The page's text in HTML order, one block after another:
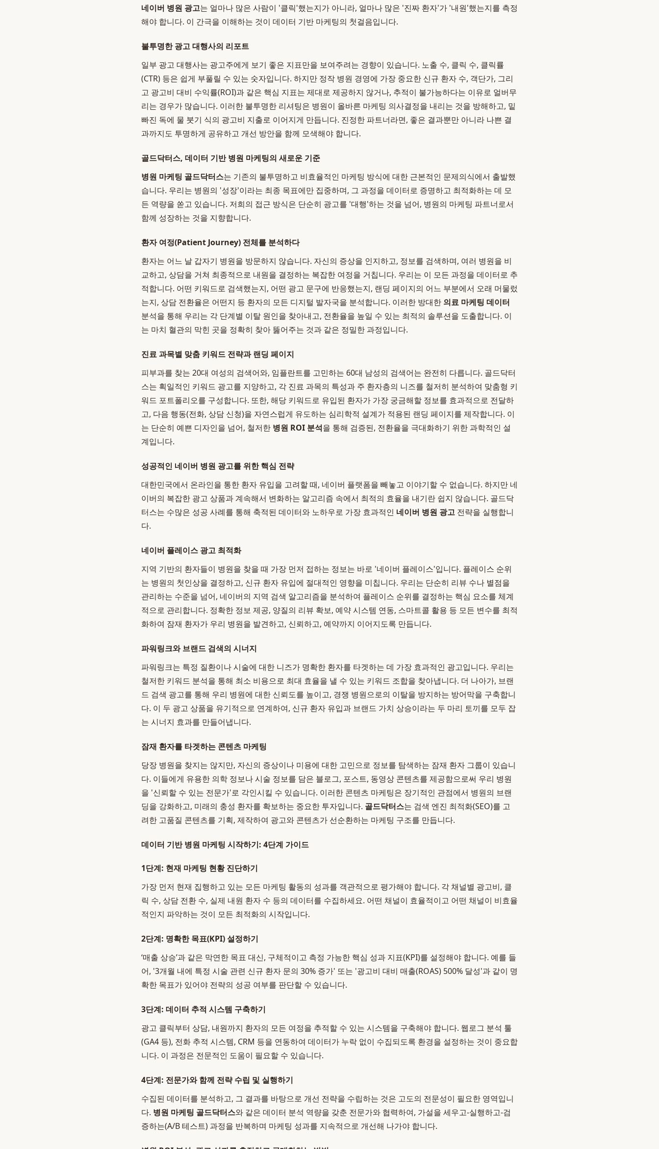
네이버 병원 광고는 얼마나 많은 사람이 '클릭'했는지가 아니라, 얼마나 많은 '진짜 환자'가 '내원'했는지를 측정
해야 합니다. 이 간극을 이해하는 것이 데이터 기반 마케팅의 첫걸음입니다.
불투명한 광고 대행사의 리포트
일부 광고 대행사는 광고주에게 보기 좋은 지표만을 보여주려는 경향이 있습니다. 노출 수, 클릭 수, 클릭률
(CTR) 등은 쉽게 부풀릴 수 있는 숫자입니다. 하지만 정작 병원 경영에 가장 중요한 신규 환자 수, 객단가, 그리
고 광고비 대비 수익률(ROI)과 같은 핵심 지표는 제대로 제공하지 않거나, 추적이 불가능하다는 이유로 얼버무
리는 경우가 많습니다. 이러한 불투명한 리셔팅은 병원이 올바른 마케팅 의사결정을 내리는 것을 방해하고, 밑
빠진 독에 물 붓기 식의 광고비 지출로 이어지게 만듭니다. 진정한 파트너라면, 좋은 결과뿐만 아니라 나쁜 결
과까지도 투명하게 공유하고 개선 방안을 함께 모색해야 합니다.
골드닥터스, 데이터 기반 병원 마케팅의 새로운 기준
병원 마케팅 골드닥터스는 기존의 불투명하고 비효율적인 마케팅 방식에 대한 근본적인 문제의식에서 출발했
습니다. 우리는 병원의 '성장'이라는 최종 목표에만 집중하며, 그 과정을 데이터로 증명하고 최적화하는 데 모
든 역량을 쏟고 있습니다. 저희의 접근 방식은 단순히 광고를 '대행'하는 것을 넘어, 병원의 마케팅 파트너로서
함께 성장하는 것을 지향합니다.
환자 여정(Patient Journey) 전체를 분석하다
환자는 어느 날 갑자기 병원을 방문하지 않습니다. 자신의 증상을 인지하고, 정보를 검색하며, 여러 병원을 비
교하고, 상담을 거쳐 최종적으로 내원을 결정하는 복잡한 여정을 거칩니다. 우리는 이 모든 과정을 데이터로 추
적합니다. 어떤 키워드로 검색했는지, 어떤 광고 문구에 반응했는지, 랜딩 페이지의 어느 부분에서 오래 머물렀
는지, 상담 전환율은 어떤지 등 환자의 모든 디지털 발자국을 분석합니다. 이러한 방대한 의료 마케팅 데이터
분석을 통해 우리는 각 단계별 이탈 원인을 찾아내고, 전환율을 높일 수 있는 최적의 솔루션을 도출합니다. 이
는 마치 혈관의 막힌 곳을 정확히 찾아 뚫어주는 것과 같은 정밀한 과정입니다.
진료 과목별 맞춤 키워드 전략과 랜딩 페이지
피부과를 찾는 20대 여성의 검색어와, 임플란트를 고민하는 60대 남성의 검색어는 완전히 다릅니다. 골드닥터
스는 획일적인 키워드 광고를 지양하고, 각 진료 과목의 특성과 주 환자층의 니즈를 철저히 분석하여 맞춤형 키
워드 포트폴리오를 구성합니다. 또한, 해당 키워드로 유입된 환자가 가장 궁금해할 정보를 효과적으로 전달하
고, 다음 행동(전화, 상담 신청)을 자연스럽게 유도하는 심리학적 설계가 적용된 랜딩 페이지를 제작합니다. 이
는 단순히 예쁜 디자인을 넘어, 철저한 병원 ROI 분석을 통해 검증된, 전환율을 극대화하기 위한 과학적인 설
계입니다.
성공적인 네이버 병원 광고를 위한 핵심 전략
대한민국에서 온라인을 통한 환자 유입을 고려할 때, 네이버 플랫폼을 빼놓고 이야기할 수 없습니다. 하지만 네
이버의 복잡한 광고 상품과 계속해서 변화하는 알고리즘 속에서 최적의 효율을 내기란 쉽지 않습니다. 골드닥
터스는 수많은 성공 사례를 통해 축적된 데이터와 노하우로 가장 효과적인 네이버 병원 광고 전략을 실행합니
다.
네이버 플레이스 광고 최적화
지역 기반의 환자들이 병원을 찾을 때 가장 먼저 접하는 정보는 바로 '네이버 플레이스'입니다. 플레이스 순위
는 병원의 첫인상을 결정하고, 신규 환자 유입에 절대적인 영향을 미칩니다. 우리는 단순히 리뷰 수나 별점을
관리하는 수준을 넘어, 네이버의 지역 검색 알고리즘을 분석하여 플레이스 순위를 결정하는 핵심 요소를 체계
적으로 관리합니다. 정확한 정보 제공, 양질의 리뷰 확보, 예약 시스템 연동, 스마트콜 활용 등 모든 변수를 최적
화하여 잠재 환자가 우리 병원을 발견하고, 신뢰하고, 예약까지 이어지도록 만듭니다.
파워링크와 브랜드 검색의 시너지
파워링크는 특정 질환이나 시술에 대한 니즈가 명확한 환자를 타겟하는 데 가장 효과적인 광고입니다. 우리는
철저한 키워드 분석을 통해 최소 비용으로 최대 효율을 낼 수 있는 키워드 조합을 찾아냅니다. 더 나아가, 브랜
드 검색 광고를 통해 우리 병원에 대한 신뢰도를 높이고, 경쟁 병원으로의 이탈을 방지하는 방어막을 구축합니
다. 이 두 광고 상품을 유기적으로 연계하여, 신규 환자 유입과 브랜드 가치 상승이라는 두 마리 토끼를 모두 잡
는 시너지 효과를 만들어냅니다.
잠재 환자를 타겟하는 콘텐츠 마케팅
당장 병원을 찾지는 않지만, 자신의 증상이나 미용에 대한 고민으로 정보를 탐색하는 잠재 환자 그룹이 있습니
다. 이들에게 유용한 의학 정보나 시술 정보를 담은 블로그, 포스트, 동영상 콘텐츠를 제공함으로써 우리 병원
을 '신뢰할 수 있는 전문가'로 각인시킬 수 있습니다. 이러한 콘텐츠 마케팅은 장기적인 관점에서 병원의 브랜
딩을 강화하고, 미래의 충성 환자를 확보하는 중요한 투자입니다. 골드닥터스는 검색 엔진 최적화(SEO)를 고
려한 고품질 콘텐츠를 기획, 제작하여 광고와 콘텐츠가 선순환하는 마케팅 구조를 만듭니다.
데이터 기반 병원 마케팅 시작하기: 4단계 가이드
1단계: 현재 마케팅 현황 진단하기
가장 먼저 현재 집행하고 있는 모든 마케팅 활동의 성과를 객관적으로 평가해야 합니다. 각 채널별 광고비, 클
릭 수, 상담 전환 수, 실제 내원 환자 수 등의 데이터를 수집하세요. 어떤 채널이 효율적이고 어떤 채널이 비효율
적인지 파악하는 것이 모든 최적화의 시작입니다.
2단계: 명확한 목표(KPI) 설정하기
‘매출 상승’과 같은 막연한 목표 대신, 구체적이고 측정 가능한 핵심 성과 지표(KPI)를 설정해야 합니다. 예를 들
어, '3개월 내에 특정 시술 관련 신규 환자 문의 30% 증가' 또는 '광고비 대비 매출(ROAS) 500% 달성'과 같이 명
확한 목표가 있어야 전략의 성공 여부를 판단할 수 있습니다.
3단계: 데이터 추적 시스템 구축하기
광고 클릭부터 상담, 내원까지 환자의 모든 여정을 추적할 수 있는 시스템을 구축해야 합니다. 웹로그 분석 툴
(GA4 등), 전화 추적 시스템, CRM 등을 연동하여 데이터가 누락 없이 수집되도록 환경을 설정하는 것이 중요합
니다. 이 과정은 전문적인 도움이 필요할 수 있습니다.
4단계: 전문가와 함께 전략 수립 및 실행하기
수집된 데이터를 분석하고, 그 결과를 바탕으로 개선 전략을 수립하는 것은 고도의 전문성이 필요한 영역입니
다. 병원 마케팅 골드닥터스와 같은 데이터 분석 역량을 갖춘 전문가와 협력하여, 가설을 세우고-실행하고-검
증하는(A/B 테스트) 과정을 반복하며 마케팅 성과를 지속적으로 개선해 나가야 합니다.